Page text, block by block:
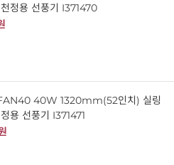
정용 선풍기 I371470
40W 1320mm(52인치) 실링
용 선풍기 I371471